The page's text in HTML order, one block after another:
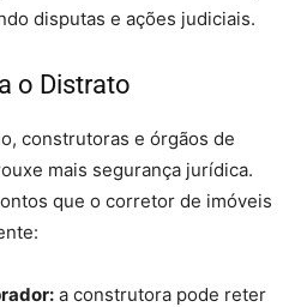
disputas e ações judiciais.
o Distrato
construtoras e órgãos de
mais segurança jurídica.
que o corretor de imóveis
a construtora pode reter